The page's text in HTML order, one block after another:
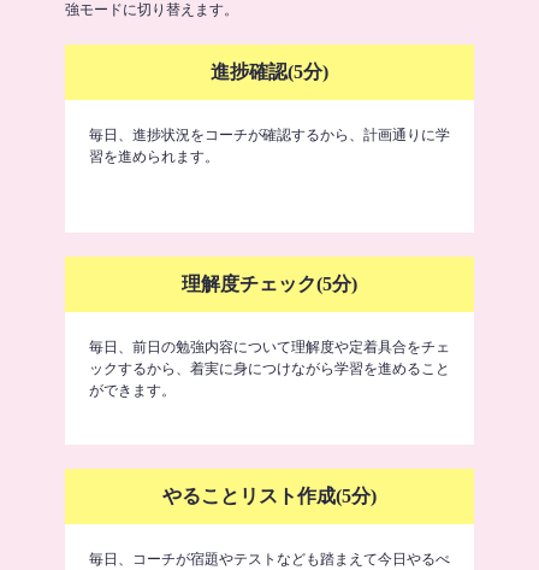
強モードに切り替えます。
進捗確認(5分)
毎日、進捗状況をコーチが確認するから、計画通りに学
習を進められます。
理解度チェック(5分)
毎日、前日の勉強内容について理解度や定着具合をチェ
ックするから、着実に身につけながら学習を進めること
ができます。
やることリスト作成(5分)
毎日、コーチが宿題やテストなども踏まえて今日やるべ